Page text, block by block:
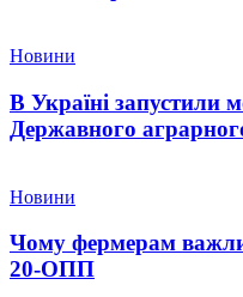
Новини
В Україні запустили
Державного
Новини
Чому фермерам
20-ОПП